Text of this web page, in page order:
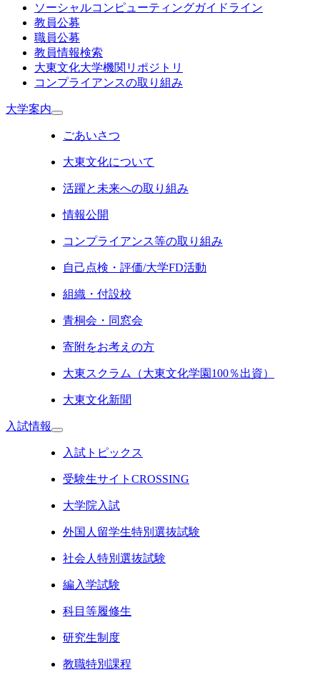
ソーシャルコンピューティングガイドライン
教員公募
職員公募
教員情報検索
大東文化大学機関リポジトリ
コンプライアンスの取り組み
大学案内
ごあいさつ
大東文化について
活躍と未来への取り組み
情報公開
コンプライアンス等の取り組み
自己点検・評価/大学FD活動
組織・付設校
青桐会・同窓会
寄附をお考えの方
大東スクラム（大東文化学園100％出資）
大東文化新聞
入試情報
入試トピックス
受験生サイトCROSSING
大学院入試
外国人留学生特別選抜試験
社会人特別選抜試験
編入学試験
科目等履修生
研究生制度
教職特別課程